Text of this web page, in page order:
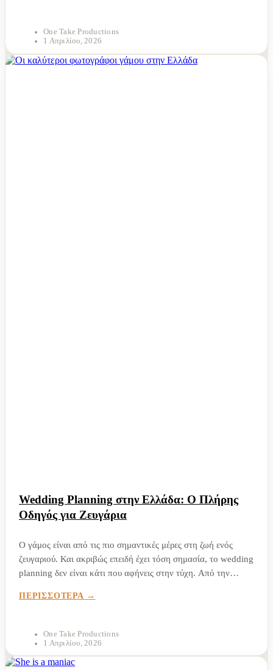
One Take Productions
1 Απριλίου, 2026
Wedding Planning στην Ελλάδα: Ο Πλήρης
Οδηγός για Ζευγάρια
Ο γάμος είναι από τις πιο σημαντικές μέρες στη ζωή ενός
ζευγαριού. Και ακριβώς επειδή έχει τόση σημασία, το wedding
planning δεν είναι κάτι που αφήνεις στην τύχη. Από την
ΠΕΡΙΣΣΟΤΕΡΑ
One Take Productions
1 Απριλίου, 2026